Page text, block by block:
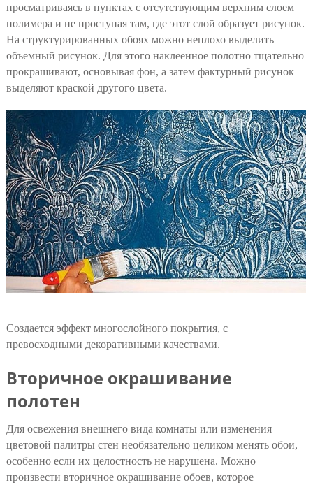
просматриваясь в пунктах с отсутствующим верхним слоем
полимера и не проступая там, где этот слой образует рисунок.
На структурированных обоях можно неплохо выделить
объемный рисунок. Для этого наклеенное полотно тщательно
прокрашивают, основывая фон, а затем фактурный рисунок
выделяют краской другого цвета.
Создается эффект многослойного покрытия, с
превосходными декоративными качествами.
Вторичное окрашивание
полотен
Для освежения внешнего вида комнаты или изменения
цветовой палитры стен необязательно целиком менять обои,
особенно если их целостность не нарушена. Можно
произвести вторичное окрашивание обоев, которое